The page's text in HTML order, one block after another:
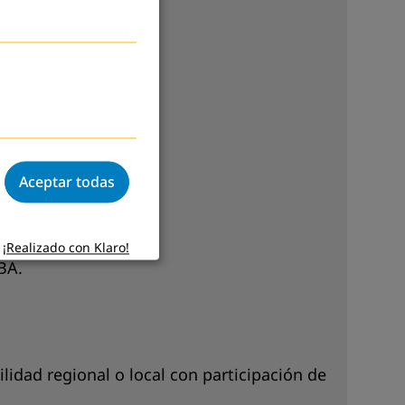
regional o local con participación de
Aceptar todas
¡Realizado con Klaro!